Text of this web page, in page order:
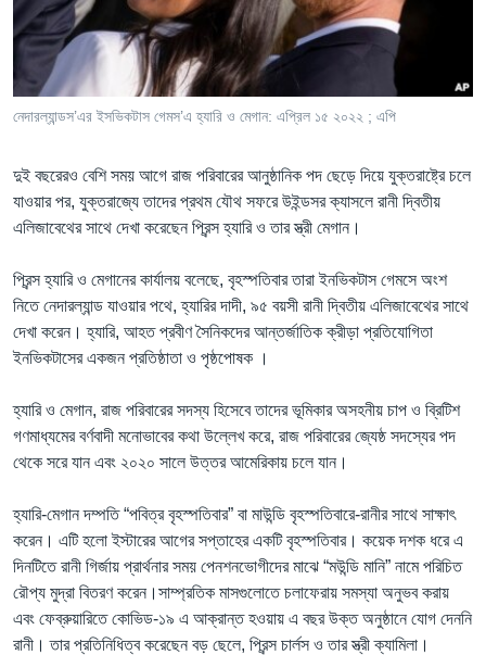
Learning English
FOLLOW US
অন্য ভাষায় ওয়েব সাইট
নেদারল্যান্ডস’এর ইসভিকটাস গেমস’এ হ্যারি ও মেগান: এপ্রিল ১৫ ২০২২ ; এপি
দুই বছরেরও বেশি সময় আগে রাজ পরিবারের আনুষ্ঠানিক পদ ছেড়ে দিয়ে যুক্তরাষ্ট্রে চলে
যাওয়ার পর, যুক্তরাজ্যে তাদের প্রথম যৌথ সফরে উইন্ডসর ক্যাসলে রানী দ্বিতীয়
এলিজাবেথের সাথে দেখা করেছেন প্রিন্স হ্যারি ও তার স্ত্রী মেগান।
প্রিন্স হ্যারি ও মেগানের কার্যালয় বলেছে, বৃহস্পতিবার তারা ইনভিকটাস গেমসে অংশ
নিতে নেদারল্যান্ড যাওয়ার পথে, হ্যারির দাদী, ৯৫ বয়সী রানী দ্বিতীয় এলিজাবেথের সাথে
দেখা করেন। হ্যারি, আহত প্রবীণ সৈনিকদের আন্তর্জাতিক ক্রীড়া প্রতিযোগিতা
ইনভিকটাসের একজন প্রতিষ্ঠাতা ও পৃষ্ঠপোষক ।
হ্যারি ও মেগান, রাজ পরিবারের সদস্য হিসেবে তাদের ভূমিকার অসহনীয় চাপ ও ব্রিটিশ
গণমাধ্যমের বর্ণবাদী মনোভাবের কথা উল্লেখ করে, রাজ পরিবারের জ্যেষ্ঠ সদস্যের পদ
থেকে সরে যান এবং ২০২০ সালে উত্তর আমেরিকায় চলে যান।
হ্যারি-মেগান দম্পতি “পবিত্র বৃহস্পতিবার” বা মাউন্ডি বৃহস্পতিবারে-রানীর সাথে সাক্ষাৎ
করেন। এটি হলো ইস্টারের আগের সপ্তাহের একটি বৃহস্পতিবার। কয়েক দশক ধরে এ
দিনটিতে রানী গির্জায় প্রার্থনার সময় পেনশনভোগীদের মাঝে “মউন্ডি মানি” নামে পরিচিত
রৌপ্য মুদ্রা বিতরণ করেন।সাম্প্রতিক মাসগুলোতে চলাফেরায় সমস্যা অনুভব করায়
এবং ফেব্রুয়ারিতে কোভিড-১৯ এ আক্রান্ত হওয়ায় এ বছর উক্ত অনুষ্ঠানে যোগ দেননি
রানী। তার প্রতিনিধিত্ব করেছেন বড় ছেলে, প্রিন্স চার্লস ও তার স্ত্রী ক্যামিলা।